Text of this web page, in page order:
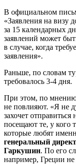
В официальном
«Заявления на визу
за 15 календарных
заявлений может
в случае, когда
заявления».
Раньше, по словам
требовалось 3-4 дня.
При этом, по мнению
не повлияют. «Я не
захочет
посещают те, у кого
которые любят
генеральный
Гаркушин. По его
например, Греции